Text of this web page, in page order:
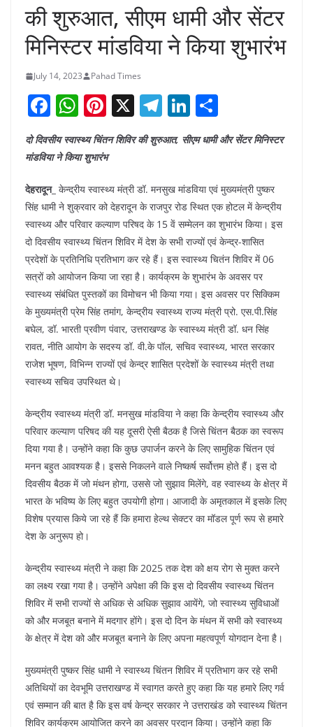
की शुरुआत, सीएम धामी और सेंटर
मिनिस्टर मांडविया ने किया शुभारंभ
July 14, 2023 Pahad Times
F
a
c
b
o
o
k
W
at
s
A
p
p
Pi
nt
er
st
X T
e
a
m
Li
n
k
dI
n
h
ar
दो दिवसीय स्वास्थ्य चिंतन शिविर की शुरुआत, सीएम धामी और सेंटर मिनिस्टर
मांडविया ने किया शुभारंभ
देहरादून_ केन्द्रीय स्वास्थ्य मंत्री डॉ. मनसुख मांडविया एवं मुख्यमंत्री पुष्कर
सिंह धामी ने शुक्रवार को देहरादून के राजपुर रोड स्थित एक होटल में केन्द्रीय
स्वास्थ्य और परिवार कल्याण परिषद के 15 वें सम्मेलन का शुभारंभ किया। इस
दो दिवसीय स्वास्थ्य चिंतन शिविर में देश के सभी राज्यों एवं केन्द्र-शासित
प्रदेशों के प्रतिनिधि प्रतिभाग कर रहे हैं। इस स्वास्थ्य चितंन शिविर में 06
सत्रों को आयोजन किया जा रहा है। कार्यक्रम के शुभारंभ के अवसर पर
स्वास्थ्य संबंधित पुस्तकों का विमोचन भी किया गया। इस अवसर पर सिक्किम
के मुख्यमंत्री प्रेम सिंह तमांग, केन्द्रीय स्वास्थ्य राज्य मंत्री प्रो. एस.पी.सिंह
बघेल, डॉ. भारती प्रवीण पंवार, उत्तराखण्ड के स्वास्थ्य मंत्री डॉ. धन सिंह
रावत, नीति आयोग के सदस्य डॉ. वी.के पॉल, सचिव स्वास्थ्य, भारत सरकार
राजेश भूषण, विभिन्न राज्यों एवं केन्द्र शासित प्रदेशों के स्वास्थ्य मंत्री तथा
स्वास्थ्य सचिव उपस्थित थे।
केन्द्रीय स्वास्थ्य मंत्री डॉ. मनसुख मांडविया ने कहा कि केन्द्रीय स्वास्थ्य और
परिवार कल्याण परिषद की यह दूसरी ऐसी बैठक है जिसे चिंतन बैठक का स्वरूप
दिया गया है। उन्होंने कहा कि कुछ उपार्जन करने के लिए सामुहिक चिंतन एवं
मनन बहुत आवश्यक है। इससे निकलने वाले निष्कर्ष सर्वोत्तम होते हैं। इस दो
दिवसीय बैठक में जो मंथन होगा, उससे जो सुझाव मिलेंगे, वह स्वास्थ्य के क्षेत्र में
भारत के भविष्य के लिए बहुत उपयोगी होगा। आजादी के अमृतकाल में इसके लिए
विशेष प्रयास किये जा रहे हैं कि हमारा हेल्थ सेक्टर का मॉडल पूर्ण रूप से हमारे
देश के अनुरूप हो।
केन्द्रीय स्वास्थ्य मंत्री ने कहा कि 2025 तक देश को क्षय रोग से मुक्त करने
का लक्ष्य रखा गया है। उन्होंने अपेक्षा की कि इस दो दिवसीय स्वास्थ्य चिंतन
शिविर में सभी राज्यों से अधिक से अधिक सुझाव आयेंगे, जो स्वास्थ्य सुविधाओं
को और मजबूत बनाने में मदगार होंगे। इस दो दिन के मंथन में सभी को स्वास्थ्य
के क्षेत्र में देश को और मजबूत बनाने के लिए अपना महत्वपूर्ण योगदान देना है।
मुख्यमंत्री पुष्कर सिंह धामी ने स्वास्थ्य चिंतन शिविर में प्रतिभाग कर रहे सभी
अतिथियों का देवभूमि उत्तराखण्ड में स्वागत करते हुए कहा कि यह हमारे लिए गर्व
एवं सम्मान की बात है कि इस वर्ष केन्द्र सरकार ने उत्तराखंड को स्वास्थ्य चिंतन
शिविर कार्यक्रम आयोजित करने का अवसर प्रदान किया। उन्होंने कहा कि